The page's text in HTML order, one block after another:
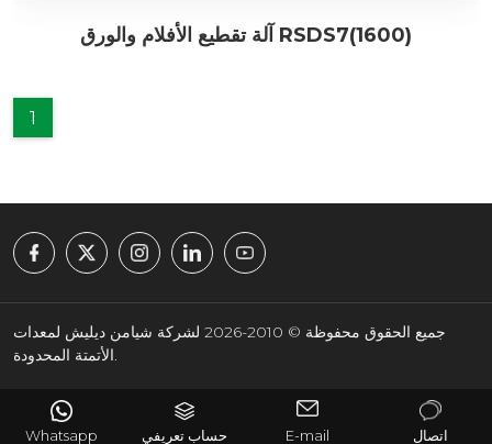
آلة تقطيع الأفلام والورق RSDS7(1600)
1
جميع الحقوق محفوظة © 2010-2026 لشركة شيامن ديليش لمعدات
الأتمتة المحدودة.
Whatsapp حساب تعريفي E-mail اتصال